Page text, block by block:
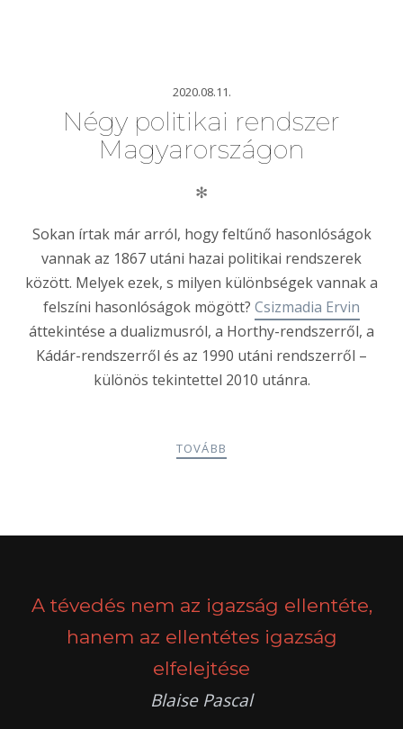
2020.08.11.
Négy politikai rendszer
Magyarországon
✻
Sokan írtak már arról, hogy feltűnő hasonlóságok
vannak az 1867 utáni hazai politikai rendszerek
között. Melyek ezek, s milyen különbségek vannak a
felszíni hasonlóságok mögött? Csizmadia Ervin
áttekintése a dualizmusról, a Horthy-rendszerről, a
Kádár-rendszerről és az 1990 utáni rendszerről –
különös tekintettel 2010 utánra.
TOVÁBB
A tévedés nem az igazság ellentéte,
hanem az ellentétes igazság
elfelejtése
Blaise Pascal